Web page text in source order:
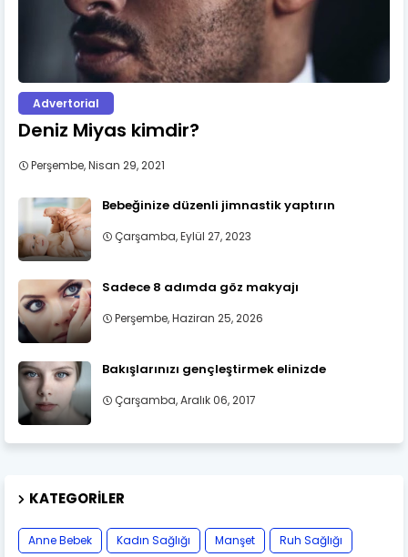
Advertorial
Deniz Miyas kimdir?
Perşembe, Nisan 29, 2021
Bebeğinize düzenli jimnastik yaptırın
Çarşamba, Eylül 27, 2023
Sadece 8 adımda göz makyajı
Perşembe, Haziran 25, 2026
Bakışlarınızı gençleştirmek elinizde
Çarşamba, Aralık 06, 2017
KATEGORILER
Anne Bebek Kadın Sağlığı Manşet
Ruh Sağlığı